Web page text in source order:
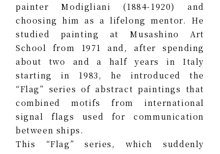
painter Modigliani (1884-1920) and
choosing him as a lifelong mentor. He
studied painting at Musashino Art
School from 1971 and, after spending
about two and a half years in Italy
starting in 1983, he introduced the
“Flag” series of abstract paintings that
combined motifs from international
signal flags used for communication
between ships.
This “Flag” series, which suddenly